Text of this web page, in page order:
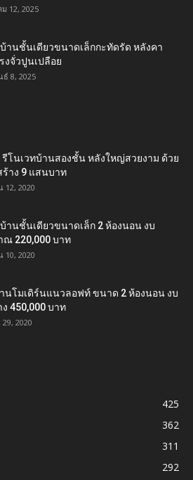
12, 2025
บ้านชั้นเดียวขนาดเล็กกะทัดรัด หลังคา
งจั่วปูนเปลือย
8, 2025
รีโนเวทบ้านสองชั้น หลังใหญ่สวยงาม ด้วย
ร้าง 9 แสนบาท
12, 2020
บ้านชั้นเดียวขนาดเล็ก 2 ห้องนอน งบ
ณ 220,000 บาท
10, 2020
นโมเดิร์นแนวลอฟท์ ขนาด 2 ห้องนอน งบ
ง 450,000 บาท
29, 2020
425
362
311
292